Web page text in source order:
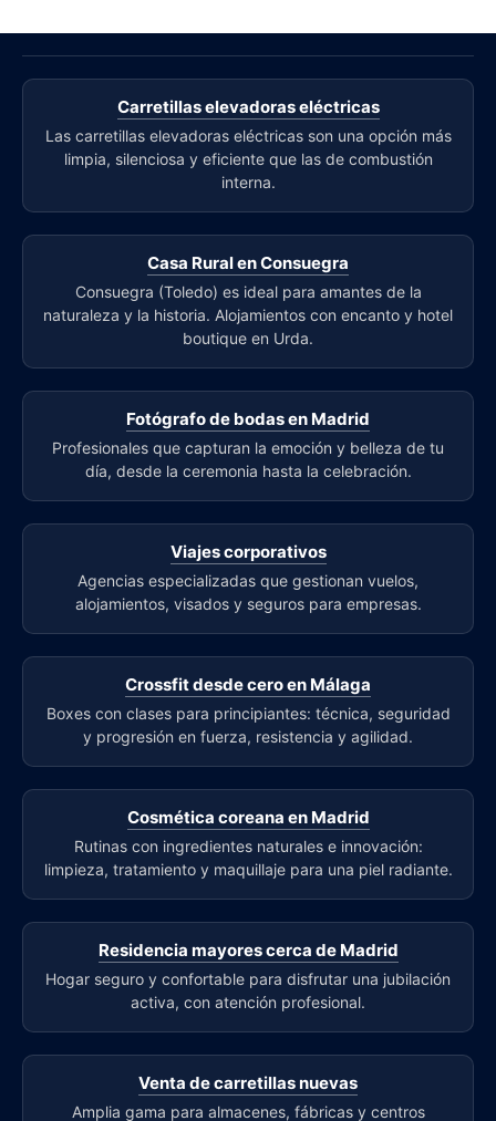
Carretillas elevadoras eléctricas
Las carretillas elevadoras eléctricas son una opción más
limpia, silenciosa y eficiente que las de combustión
interna.
Casa Rural en Consuegra
Consuegra (Toledo) es ideal para amantes de la
naturaleza y la historia. Alojamientos con encanto y hotel
boutique en Urda.
Fotógrafo de bodas en Madrid
Profesionales que capturan la emoción y belleza de tu
día, desde la ceremonia hasta la celebración.
Viajes corporativos
Agencias especializadas que gestionan vuelos,
alojamientos, visados y seguros para empresas.
Crossfit desde cero en Málaga
Boxes con clases para principiantes: técnica, seguridad
y progresión en fuerza, resistencia y agilidad.
Cosmética coreana en Madrid
Rutinas con ingredientes naturales e innovación:
limpieza, tratamiento y maquillaje para una piel radiante.
Residencia mayores cerca de Madrid
Hogar seguro y confortable para disfrutar una jubilación
activa, con atención profesional.
Venta de carretillas nuevas
Amplia gama para almacenes, fábricas y centros